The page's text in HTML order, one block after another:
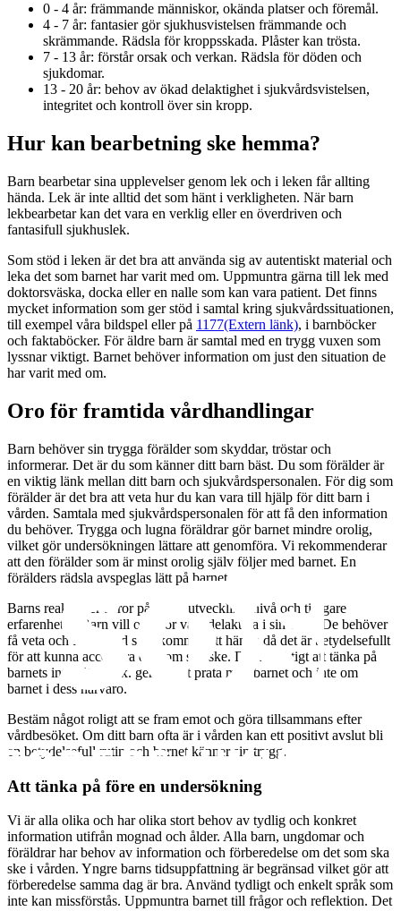
0 - 4 år: främmande människor, okända platser och föremål.
4 - 7 år: fantasier gör sjukhusvistelsen främmande och
skrämmande. Rädsla för kroppsskada. Plåster kan trösta.
7 - 13 år: förstår orsak och verkan. Rädsla för döden och
sjukdomar.
13 - 20 år: behov av ökad delaktighet i sjukvårdsvistelsen,
integritet och kontroll över sin kropp.
Hur kan bearbetning ske hemma?
Barn bearbetar sina upplevelser genom lek och i leken får allting
hända. Lek är inte alltid det som hänt i verkligheten. När barn
lekbearbetar kan det vara en verklig eller en överdriven och
fantasifull sjukhuslek.
Som stöd i leken är det bra att använda sig av autentiskt material och
leka det som barnet har varit med om. Uppmuntra gärna till lek med
doktorsväska, docka eller en nalle som kan vara patient. Det finns
mycket information som ger stöd i samtal kring sjukvårdssituationen,
till exempel våra bildspel eller på 1177(Extern länk), i barnböcker
och faktaböcker. För äldre barn är samtal med en trygg vuxen som
lyssnar viktigt. Barnet behöver information om just den situation de
har varit med om.
Oro för framtida vårdhandlingar
Barn behöver sin trygga förälder som skyddar, tröstar och
informerar. Det är du som känner ditt barn bäst. Du som förälder är
en viktig länk mellan ditt barn och sjukvårdspersonalen. För dig som
förälder är det bra att veta hur du kan vara till hjälp för ditt barn i
vården. Samtala med sjukvårdspersonalen för att få den information
du behöver. Trygga och lugna föräldrar gör barnet mindre orolig,
vilket gör undersökningen lättare att genomföra. Vi rekommenderar
att den förälder som är minst orolig själv följer med barnet. En
förälders rädsla avspeglas lätt på barnet.
Barns reaktioner beror på ålder, utvecklingsnivå och tidigare
erfarenheter. Barn vill och bör vara delaktiga i sin vård. De behöver
få veta och förstå vad som kommer att hända då det är betydelsefullt
för att kunna acceptera det som ska ske. Det är viktigt att tänka på
barnets integritet, t.ex. genom att prata med barnet och inte om
barnet i dess närvaro.
Bestäm något roligt att se fram emot och göra tillsammans efter
vårdbesöket. Om ditt barn ofta är i vården kan ett positivt avslut bli
en betydelsefull rutin och barnet känner sin trygg.
Att tänka på före en undersökning
Vi är alla olika och har olika stort behov av tydlig och konkret
information utifrån mognad och ålder. Alla barn, ungdomar och
föräldrar har behov av information och förberedelse om det som ska
ske i vården. Yngre barns tidsuppfattning är begränsad vilket gör att
förberedelse samma dag är bra. Använd tydligt och enkelt språk som
inte kan missförstås. Uppmuntra barnet till frågor och reflektion. Det